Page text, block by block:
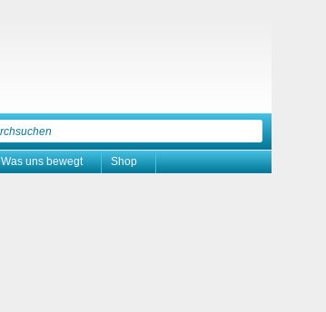
Was uns bewegt Shop